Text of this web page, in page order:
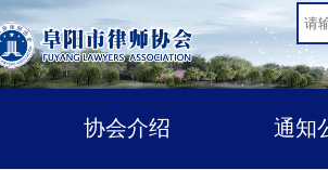
协会介绍 通知